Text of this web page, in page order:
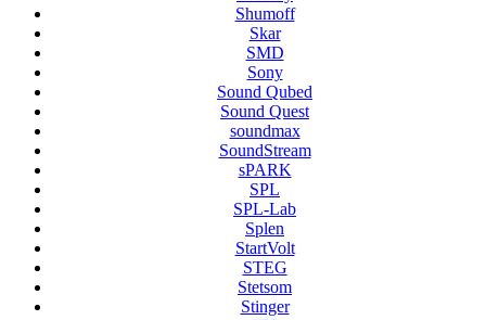
Shumoff
Skar
SMD
Sony
Sound Qubed
Sound Quest
soundmax
SoundStream
sPARK
SPL
SPL-Lab
Splen
StartVolt
STEG
Stetsom
Stinger